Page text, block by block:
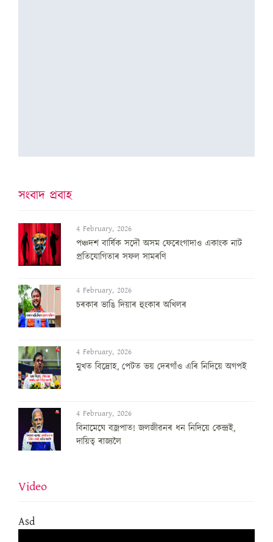
সংবাদ প্ৰবাহ
4 February, 2026
পঞ্চদশ বার্ষিক সদৌ অসম ফেৰেংগাদাও একাংক নাট
প্রতিযোগিতাৰ সফল সামৰণি
4 February, 2026
চৰকাৰ ভাঙি দিয়াৰ হুংকাৰ অখিলৰ
4 February, 2026
মুখত বিদ্ৰোহ, পেটত ভয় দেৰগাঁও এৰি নিদিয়ে অগপই
4 February, 2026
বিনামেঘে বজ্ৰপাত! জলজীৱনৰ ধন নিদিয়ে কেন্দ্ৰই,
দায়িত্ব ৰাজ্যলৈ
Video
Asd